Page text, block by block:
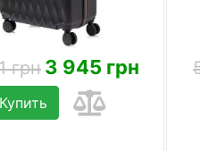
грн 3 945 грн
Купить